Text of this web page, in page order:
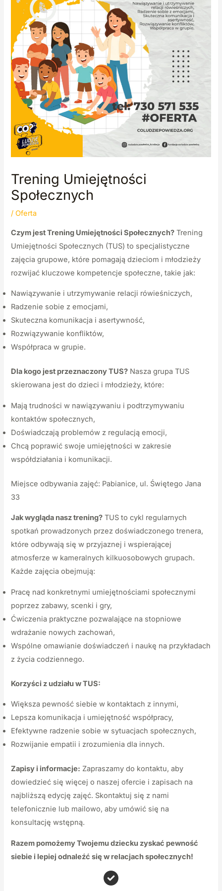
Trening Umiejętności
Społecznych
/Oferta
Czym jest Trening Umiejętności Społecznych? Trening
Umiejętności Społecznych (TUS) to specjalistyczne
zajęcia grupowe, które pomagają dzieciom i młodzieży
rozwijać kluczowe kompetencje społeczne, takie jak:
Nawiązywanie i utrzymywanie relacji rówieśniczych,
Radzenie sobie z emocjami,
Skuteczna komunikacja i asertywność,
Rozwiązywanie konfliktów,
Współpraca w grupie.
Dla kogo jest przeznaczony TUS? Nasza grupa TUS
skierowana jest do dzieci i młodzieży, które:
Mają trudności w nawiązywaniu i podtrzymywaniu
kontaktów społecznych,
Doświadczają problemów z regulacją emocji,
Chcą poprawić swoje umiejętności w zakresie
współdziałania i komunikacji.
Miejsce odbywania zajęć: Pabianice, ul. Świętego Jana
33
Jak wygląda nasz trening? TUS to cykl regularnych
spotkań prowadzonych przez doświadczonego trenera,
które odbywają się w przyjaznej i wspierającej
atmosferze w kameralnych kilkuosobowych grupach.
Każde zajęcia obejmują:
Pracę nad konkretnymi umiejętnościami społecznymi
poprzez zabawy, scenki i gry,
Ćwiczenia praktyczne pozwalające na stopniowe
wdrażanie nowych zachowań,
Wspólne omawianie doświadczeń i naukę na przykładach
z życia codziennego.
Korzyści z udziału w TUS:
Większa pewność siebie w kontaktach z innymi,
Lepsza komunikacja i umiejętność współpracy,
Efektywne radzenie sobie w sytuacjach społecznych,
Rozwijanie empatii i zrozumienia dla innych.
Zapisy i informacje: Zapraszamy do kontaktu, aby
dowiedzieć się więcej o naszej ofercie i zapisach na
najbliższą edycję zajęć. Skontaktuj się z nami
telefonicznie lub mailowo, aby umówić się na
konsultację wstępną.
Razem pomożemy Twojemu dziecku zyskać pewność
siebie i lepiej odnaleźć się w relacjach społecznych!